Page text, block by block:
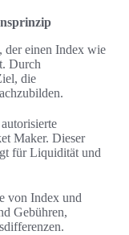
der einen Index wie
Durch
die
Maker. Dieser
für Liquidität und
von Index und
Gebühren,